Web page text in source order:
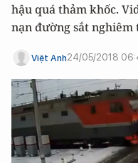
hậu quá thảm khốc.
nạn đường sắt
Việt Anh24/05/2018